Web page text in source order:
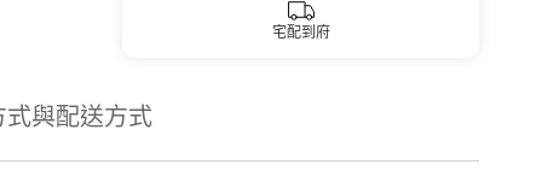
宅配到府
式與配送方式